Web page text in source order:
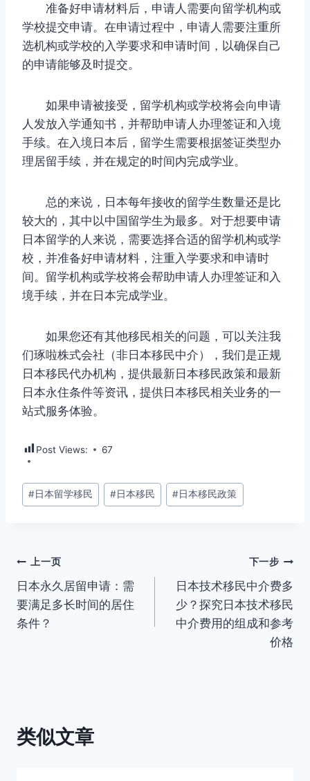
准备好申请材料后，申请人需要向留学机构或
学校提交申请。在申请过程中，申请人需要注重所
选机构或学校的入学要求和申请时间，以确保自己
的申请能够及时提交。
如果申请被接受，留学机构或学校将会向申请
人发放入学通知书，并帮助申请人办理签证和入境
手续。在入境日本后，留学生需要根据签证类型办
理居留手续，并在规定的时间内完成学业。
总的来说，日本每年接收的留学生数量还是比
较大的，其中以中国留学生为最多。对于想要申请
日本留学的人来说，需要选择合适的留学机构或学
校，并准备好申请材料，注重入学要求和申请时
间。留学机构或学校将会帮助申请人办理签证和入
境手续，并在日本完成学业。
如果您还有其他移民相关的问题，可以关注我
们琢啦株式会社（非日本移民中介），我们是正规
日本移民代办机构，提供最新日本移民政策和最新
日本永住条件等资讯，提供日本移民相关业务的一
站式服务体验。
Post Views: 67
文
章
#日本留学移民 #日本移民 #日本移民政策
文
章
导
上一页
日本永久居留申请：需
要满足多长时间的居住
条件？
下一步
日本技术移民中介费多
少？探究日本技术移民
中介费用的组成和参考
价格
类似文章